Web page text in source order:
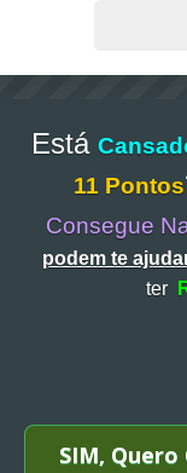
Está
11 Pontos
Consegue
podem te
ter
SIM,